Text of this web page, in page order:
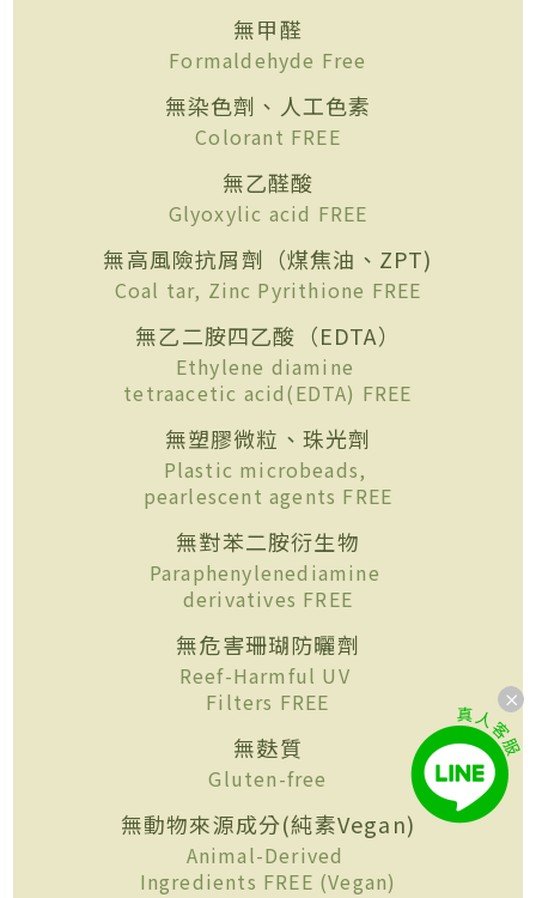
無甲醛
Formaldehyde Free
無染色劑、人工色素
Colorant FREE
無乙醛酸
Glyoxylic acid FREE
無高風險抗屑劑（煤焦油、ZPT)
Coal tar, Zinc Pyrithione FREE
無乙二胺四乙酸（EDTA）
Ethylene diamine
tetraacetic acid(EDTA) FREE
無塑膠微粒、珠光劑
Plastic microbeads,
pearlescent agents FREE
無對苯二胺衍生物
Paraphenylenediamine
derivatives FREE
無危害珊瑚防曬劑
Reef-Harmful UV
Filters FREE
無麩質
Gluten-free
無動物來源成分(純素Vegan)
Animal-Derived
Ingredients FREE (Vegan)